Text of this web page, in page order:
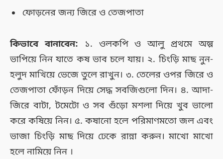
ফোড়নের জন্য জিরে ও তেজপাতা
কিভাবে বানাবেন: ১. ওলকপি ও আলু প্রথমে অল্প
ভাপিয়ে নিন যাতে কষ ভাব চলে যায়। ২. চিংড়ি মাছ নুন-
হলুদ মাখিয়ে ভেজে তুলে রাখুন। ৩. তেলের ওপর জিরে ও
তেজপাতা ফোঁড়ন দিয়ে সেদ্ধ সবজিগুলো দিন। ৪. আদা-
জিরে বাটা, টমেটো ও সব গুঁড়ো মশলা দিয়ে খুব ভালো
করে কষিয়ে নিন। ৫. কষানো হলে পরিমাণমতো জল এবং
ভাজা চিংড়ি মাছ দিয়ে ঢেকে রান্না করুন। মাখো মাখো
হলে নামিয়ে নিন ।